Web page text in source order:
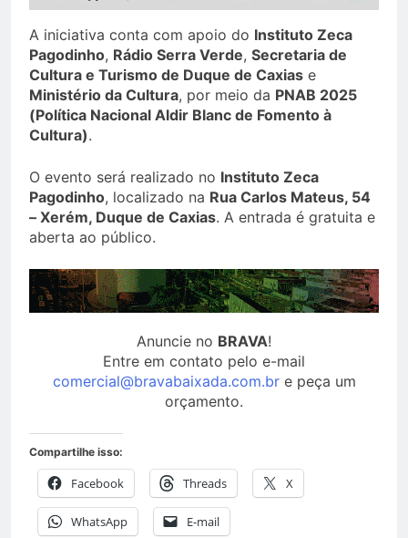
A iniciativa conta com apoio do Instituto Zeca
Pagodinho, Rádio Serra Verde, Secretaria de
Cultura e Turismo de Duque de Caxias e
Ministério da Cultura, por meio da PNAB 2025
(Política Nacional Aldir Blanc de Fomento à
Cultura).
O evento será realizado no Instituto Zeca
Pagodinho, localizado na Rua Carlos Mateus, 54
– Xerém, Duque de Caxias. A entrada é gratuita e
aberta ao público.
Anuncie no BRAVA!
Entre em contato pelo e-mail
comercial@bravabaixada.com.bre peça um
orçamento.
Compartilhe isso:
Facebook Threads X
WhatsApp E-mail